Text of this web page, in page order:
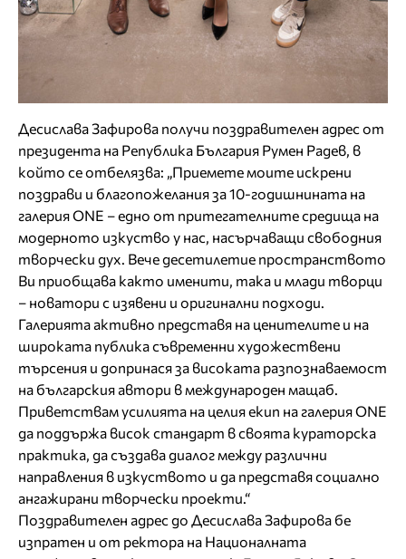
Десислава Зафирова получи поздравителен адрес от
президента на Република България Румен Радев, в
който се отбелязва: „Приемете моите искрени
поздрави и благопожелания за 10-годишнината на
галерия ONE – едно от притегателните средища на
модерното изкуство у нас, насърчаващи свободния
творчески дух. Вече десетилетие пространството
Ви приобщава както именити, така и млади творци
– новатори с изявени и оригинални подходи.
Галерията активно представя на ценителите и на
широката публика съвременни художествени
търсения и допринася за високата разпознаваемост
на българския автори в международен мащаб.
Приветствам усилията на целия екип на галерия ONE
да поддържа висок стандарт в своята кураторска
практика, да създава диалог между различни
направления в изкуството и да представя социално
ангажирани творчески проекти.“
Поздравителен адрес до Десислава Зафирова бе
изпратен и от ректора на Националната